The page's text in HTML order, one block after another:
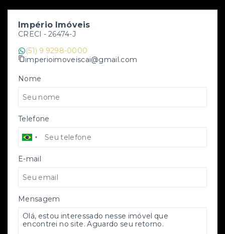
Império Imóveis
CRECI - 26474-J
(51) 9 9298-0000
imperioimoveiscai@gmail.com
Nome
Telefone
E-mail
Mensagem